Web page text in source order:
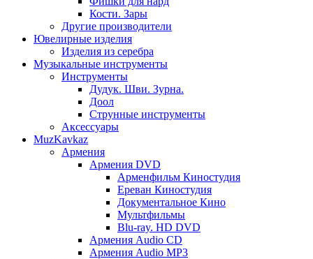
Кости. Зары
Другие производители
Ювелирные изделия
Изделия из серебра
Музыкальные инструменты
Инструменты
Дудук. Шви. Зурна.
Доол
Струнные инструменты
Аксессуары
MuzKavkaz
Армения
Армения DVD
Арменфильм Киностудия
Ереван Киностудия
Документальное Кино
Мультфильмы
Blu-ray. HD DVD
Армения Audio CD
Армения Audio MP3